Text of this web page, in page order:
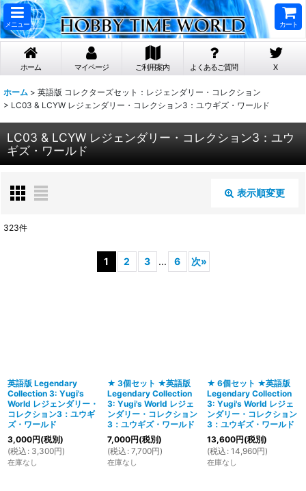
メニュー カート
ホーム マイページ ご利用案内 よくあるご質問 X
ホーム > 英語版 コレクターズセット：レジェンダリー・コレクション
> LC03 & LCYW レジェンダリー・コレクション3：ユウギズ・ワールド
LC03 & LCYW レジェンダリー・コレクション3：ユウ
ギズ・ワールド
表示順変更
323件
1 2 3 ... 6 次»
英語版 Legendary
Collection 3: Yugi's
World レジェンダリー・
コレクション3：ユウギ
ズ・ワールド
3,000円(税別)
(税込 : 3,300円)
在庫なし
★ 3個セット ★英語版
Legendary Collection
3: Yugi's World レジェ
ンダリー・コレクション
3：ユウギズ・ワールド
7,000円(税別)
(税込 : 7,700円)
在庫なし
★ 6個セット ★英語版
Legendary Collection
3: Yugi's World レジェ
ンダリー・コレクション
3：ユウギズ・ワールド
13,600円(税別)
(税込 : 14,960円)
在庫なし